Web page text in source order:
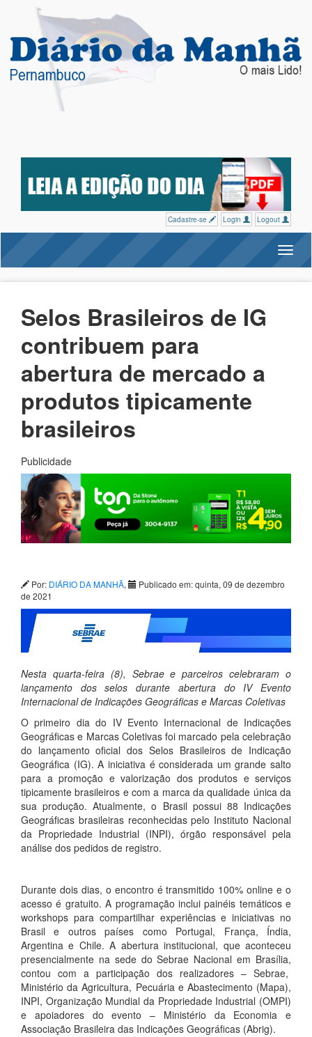
Cadastre-se Login Logout
Selos Brasileiros de IG
contribuem para
abertura de mercado a
produtos tipicamente
brasileiros
Publicidade
Por: DIÁRIO DA MANHÃ,
Publicado em: quinta, 09 de dezembro
de 2021
Nesta quarta-feira (8), Sebrae e parceiros celebraram o
lançamento dos selos durante abertura do IV Evento
Internacional de Indicações Geográficas e Marcas Coletivas
O primeiro dia do IV Evento Internacional de Indicações
Geográficas e Marcas Coletivas foi marcado pela celebração
do lançamento oficial dos Selos Brasileiros de Indicação
Geográfica (IG). A iniciativa é considerada um grande salto
para a promoção e valorização dos produtos e serviços
tipicamente brasileiros e com a marca da qualidade única da
sua produção. Atualmente, o Brasil possui 88 Indicações
Geográficas brasileiras reconhecidas pelo Instituto Nacional
da Propriedade Industrial (INPI), órgão responsável pela
análise dos pedidos de registro.
Durante dois dias, o encontro é transmitido 100% online e o
acesso é gratuito. A programação inclui painéis temáticos e
workshops para compartilhar experiências e iniciativas no
Brasil e outros países como Portugal, França, Índia,
Argentina e Chile. A abertura institucional, que aconteceu
presencialmente na sede do Sebrae Nacional em Brasília,
contou com a participação dos realizadores – Sebrae,
Ministério da Agricultura, Pecuária e Abastecimento (Mapa),
INPI, Organização Mundial da Propriedade Industrial (OMPI)
e apoiadores do evento – Ministério da Economia e
Associação Brasileira das Indicações Geográficas (Abrig).